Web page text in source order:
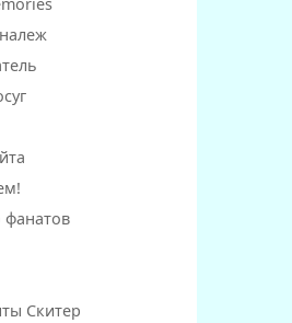
фанатов
Скитер